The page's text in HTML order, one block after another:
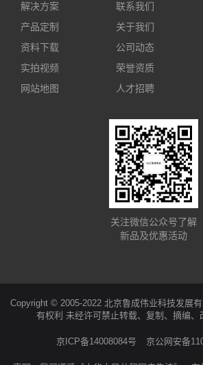
解决方案
产品定制
资料下载
实拍视频
网站地图
联系我们
关于我们
公司动态
荣誉资质
人才招聘
关注微信公众号了解
新品及优惠活动
Copyright © 2005-2022 北京鲁成伟业科技发展
有权利 未经许可禁止转载、复制、摘编、
京ICP备14008084号 京公网安备